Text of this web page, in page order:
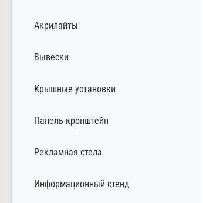
Акрилайты
Вывески
Крышные установки
Панель-кронштейн
Рекламная стела
Информационный стенд